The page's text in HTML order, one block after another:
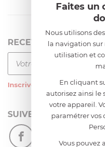
RECEVEZ LA
Inscrivez-vous à notre
SUIVEZ-NOUS
Faites un
Nous utilisons
la navigation sur
utilisation et
En cliquant
autorisez ainsi le
votre appareil.
paramétrer vos
Vous pouvez